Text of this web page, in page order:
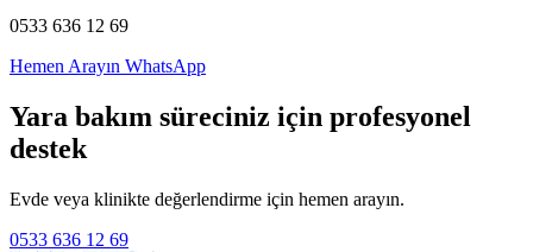
0533 636 12 69
Hemen Arayın WhatsApp
Yara bakım süreciniz için profesyonel
destek
Evde veya klinikte değerlendirme için hemen arayın.
0533 636 12 69